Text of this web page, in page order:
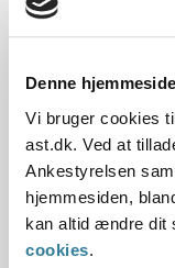
Denne
Vi bruger cookies
ast.dk. Ved at
Ankestyrelsen
hjemmesiden,
kan altid ændre dit
cookies.
12.07.2013
Paragraf
§ 38a
Journalnummer